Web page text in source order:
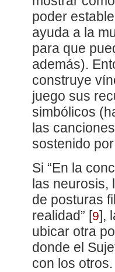
poder
ayuda a la
para que
además).
construye
juego sus
simbólicos
las
sostenido
Si “En la
las
de posturas
realidad” [9] ,
ubicar otra
donde el
con los otros.